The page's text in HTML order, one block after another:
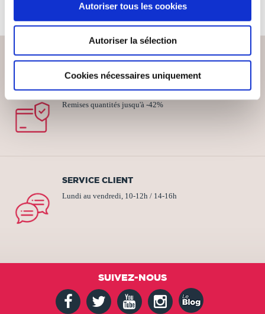
Autoriser tous les cookies
Autoriser la sélection
Cookies nécessaires uniquement
PAIEMENT SÉCURISÉ
Remises quantités jusqu'à -42%
SERVICE CLIENT
Lundi au vendredi, 10-12h / 14-16h
SUIVEZ-NOUS